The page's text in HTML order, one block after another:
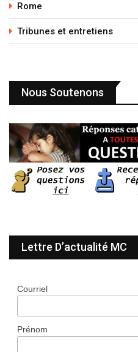
Rome
Tribunes et entretiens
Nous Soutenons
Lettre D’actualité MC
Courriel
Prénom